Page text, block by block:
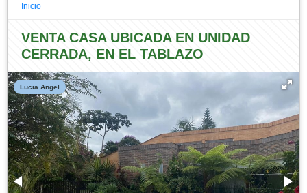
Inicio
VENTA CASA UBICADA EN UNIDAD
CERRADA, EN EL TABLAZO
Lucia Angel